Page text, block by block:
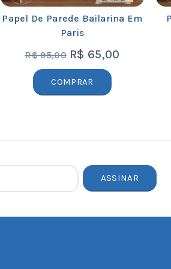
Papel De Parede Bailarina Em
Paris
R$95,00 R$ 65,00
COMPRAR